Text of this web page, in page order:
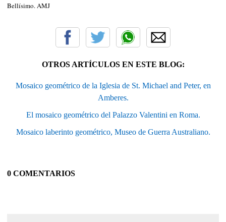
Bellísimo. AMJ
OTROS ARTÍCULOS EN ESTE BLOG:
Mosaico geométrico de la Iglesia de St. Michael and Peter, en
Amberes.
El mosaico geométrico del Palazzo Valentini en Roma.
Mosaico laberinto geométrico, Museo de Guerra Australiano.
0 COMENTARIOS